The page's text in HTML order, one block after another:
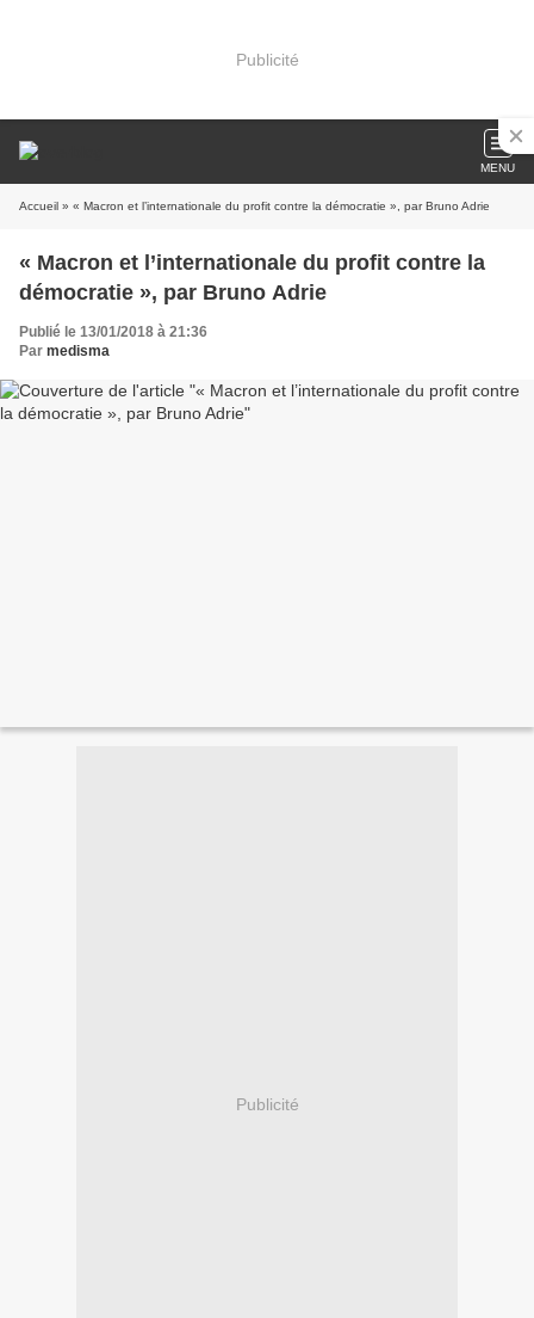
Publicité
MENU
Accueil » « Macron et l’internationale du profit contre la démocratie », par Bruno Adrie
« Macron et l’internationale du profit contre la
démocratie », par Bruno Adrie
Publié le 13/01/2018 à 21:36
Par medisma
Publicité